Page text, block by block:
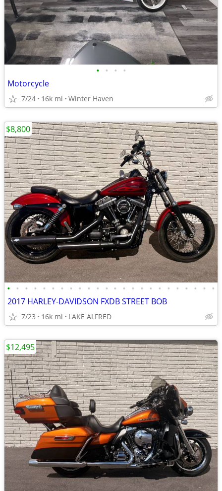
• • • •
Motorcycle
7/24 16k mi Winter Haven
• • • • • • • • • • • • • • • • • • • • • • • •
2017 HARLEY-DAVIDSON FXDB STREET BOB
7/23 16k mi LAKE ALFRED
$8,800
$12,495